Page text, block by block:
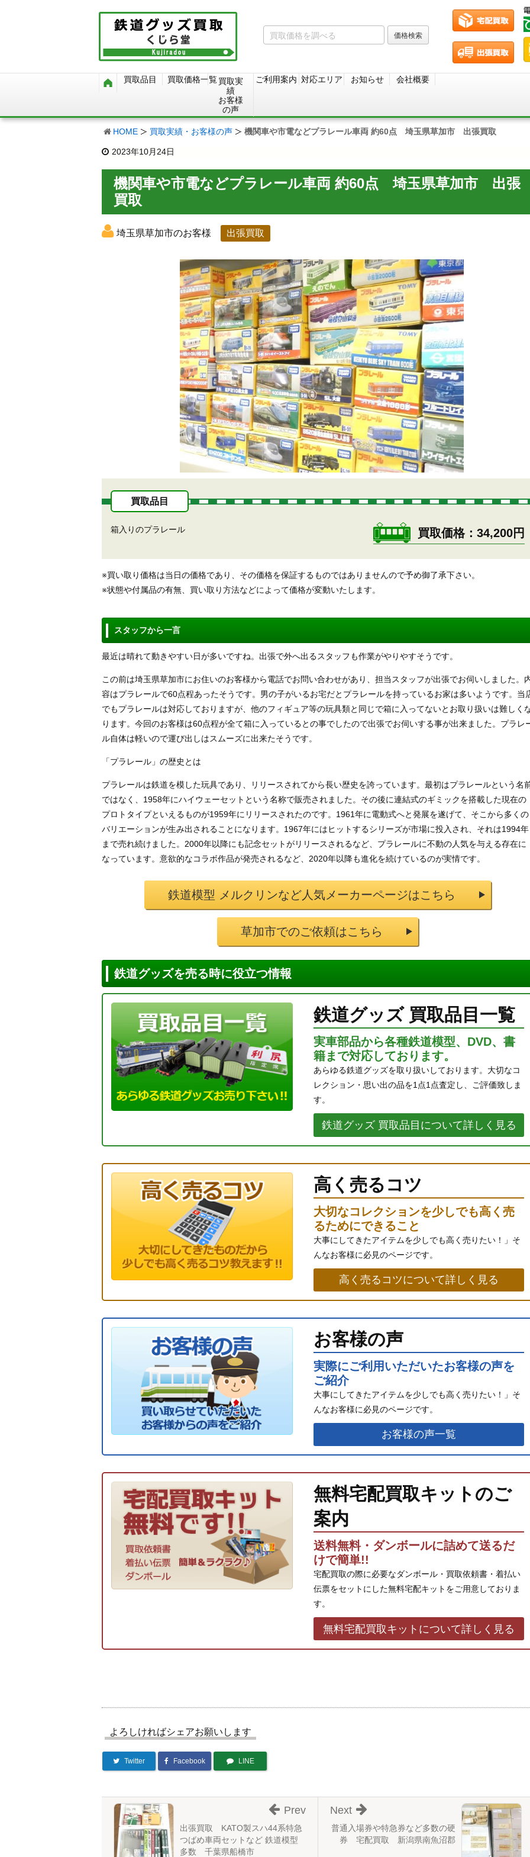
買取品目 買取価格一覧買取実
績
お客様
の声
ご利用案内 対応エリア お知らせ 会社概要
HOME 買取実績・お客様の声 機関車や市電などプラレール車両 約60点 埼玉県草加市 出張買取
2023年10月24日
機関車や市電などプラレール車両 約60点 埼玉県草加市 出張
買取
埼玉県草加市のお客様 出張買取
買取品目
箱入りのプラレール 買取価格 34,200円
※買い取り価格は当日の価格であり、その価格を保証するものではありませんので予め御了承下さい。
※状態や付属品の有無、買い取り方法などによって価格が変動いたします。
スタッフから一言
最近は晴れて動きやすい日が多いですね。出張で外へ出るスタッフも作業がやりやすそうです。
この前は埼玉県草加市にお住いのお客様から電話でお問い合わせがあり、担当スタッフが出張でお伺いしました。
容はプラレールで60点程あったそうです。男の子がいるお宅だとプラレールを持っているお家は多いようです。当
でもプラレールは対応しておりますが、他のフィギュア等の玩具類と同じで箱に入ってないとお取り扱いは難しく
ります。今回のお客様は60点程が全て箱に入っているとの事でしたので出張でお伺いする事が出来ました。プラレ
ル自体は軽いので運び出しはスムーズに出来たそうです。
「プラレール」の歴史とは
プラレールは鉄道を模した玩具であり、リリースされてから長い歴史を誇っています。最初はプラレールという名
ではなく、1958年にハイウェーセットという名称で販売されました。その後に連結式のギミックを搭載した現在の
プロトタイプといえるものが1959年にリリースされたのです。1961年に電動式へと発展を遂げて、そこから多くの
バリエーションが生み出されることになります。1967年にはヒットするシリーズが市場に投入され、それは1994年
まで売れ続けました。2000年以降にも記念セットがリリースされるなど、プラレールに不動の人気を与える存在に
なっています。意欲的なコラボ作品が発売されるなど、2020年以降も進化を続けているのが実情です。
鉄道模型 メルクリンなど人気メーカーページはこちら
草加市でのご依頼はこちら
鉄道グッズを売る時に役立つ情報
鉄道グッズ 買取品目一覧
実車部品から各種鉄道模型、DVD、書
籍まで対応しております。
あらゆる鉄道グッズを取り扱いしております。大切なコ
レクション・思い出の品を1点1点査定し、ご評価致しま
す。
鉄道グッズ 買取品目について詳しく見る
高く売るコツ
大切なコレクションを少しでも高く売
るためにできること
大事にしてきたアイテムを少しでも高く売りたい！」そ
んなお客様に必見のページです。
高く売るコツについて詳しく見る
お客様の声
実際にご利用いただいたお客様の声を
ご紹介
大事にしてきたアイテムを少しでも高く売りたい！」そ
んなお客様に必見のページです。
お客様の声一覧
無料宅配買取キットのご
案内
送料無料・ダンボールに詰めて送るだ
けで簡単!!
宅配買取の際に必要なダンボール・買取依頼書・着払い
伝票をセットにした無料宅配キットをご用意しておりま
す。
無料宅配買取キットについて詳しく見る
よろしければシェアお願いします
Twitter Facebook LINE
普通入場券や特急券など多数の硬
券 宅配買取 新潟県南魚沼郡
Next
出張買取 KATO製スハ44系特急
つばめ車両セットなど 鉄道模型
多数 千葉県船橋市
Prev